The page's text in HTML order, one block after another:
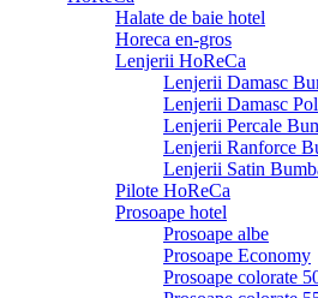
Halate de baie hotel
Horeca en-gros
Lenjerii HoReCa
Lenjerii Damasc
Lenjerii Damasc
Lenjerii Percale
Lenjerii Ranforce
Lenjerii Satin
Pilote HoReCa
Prosoape hotel
Prosoape albe
Prosoape Economy
Prosoape colorate